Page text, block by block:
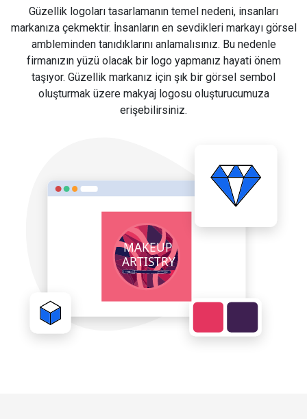
Güzellik logoları tasarlamanın temel nedeni, insanları
markanıza çekmektir. İnsanların en sevdikleri markayı görsel
ambleminden tanıdıklarını anlamalısınız. Bu nedenle
firmanızın yüzü olacak bir logo yapmanız hayati önem
taşıyor. Güzellik markanız için şık bir görsel sembol
oluşturmak üzere makyaj logosu oluşturucumuza
erişebilirsiniz.